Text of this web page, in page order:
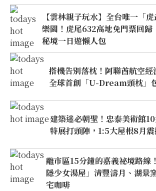
【雲林親子玩水】全台唯一「
樂園！虎尾632高地免門票回歸
秘境一日遊懶人包
搭機告別落枕！阿聯酋航空經
全球首創「U-Dream頭枕」
建築迷必朝聖！忠泰美術館
特展打頭陣，1:5大屋根8月
離市區15分鐘的嘉義祕境路線
隱少女湯屋」清豐濤月、湖景
宅咖啡